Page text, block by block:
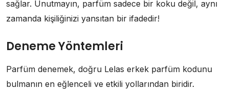
sağlar. Unutmayın, parfüm sadece bir koku değil, aynı
zamanda kişiliğinizi yansıtan bir ifadedir!
Deneme Yöntemleri
Parfüm denemek, doğru Lelas erkek parfüm kodunu
bulmanın en eğlenceli ve etkili yollarından biridir.